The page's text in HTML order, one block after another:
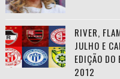
RIVER,
JULHO E
EDIÇÃO DO
2012